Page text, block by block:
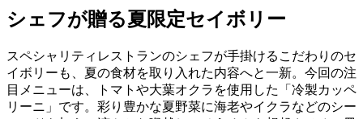
シェフが贈る夏限定セイボリー
スペシャリティレストランのシェフが手掛けるこだわりのセ
イボリーも、夏の食材を取り入れた内容へと一新。今回の注
目メニューは、トマトや大葉オクラを使用した「冷製カッペ
リーニ」です。彩り豊かな夏野菜に海老やイクラなどのシー